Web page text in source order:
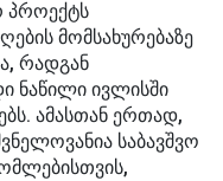
პროექტს
მომსახურებაზე
რადგან
ნაწილი ივლისში
ამასთან ერთად,
საბავშვო